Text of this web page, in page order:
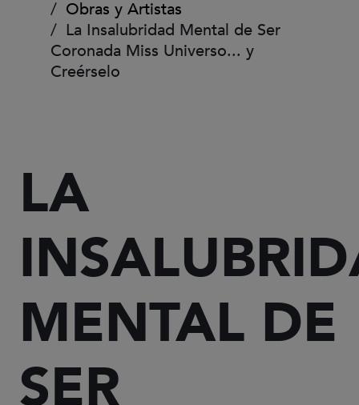
Obras y Artistas
La Insalubridad Mental de Ser
Coronada Miss Universo... y
Creérselo
LA
MENTAL DE
SER